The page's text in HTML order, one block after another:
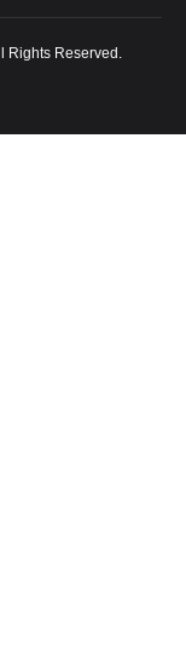
Rights Reserved.